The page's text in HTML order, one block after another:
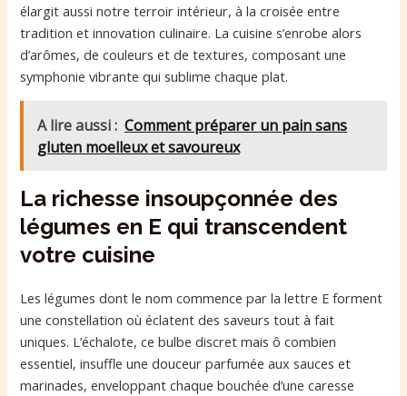
élargit aussi notre terroir intérieur, à la croisée entre
tradition et innovation culinaire. La cuisine s’enrobe alors
d’arômes, de couleurs et de textures, composant une
symphonie vibrante qui sublime chaque plat.
A lire aussi : Comment préparer un pain sans
gluten moelleux et savoureux
La richesse insoupçonnée des
légumes en E qui transcendent
votre cuisine
Les légumes dont le nom commence par la lettre E forment
une constellation où éclatent des saveurs tout à fait
uniques. L’échalote, ce bulbe discret mais ô combien
essentiel, insuffle une douceur parfumée aux sauces et
marinades, enveloppant chaque bouchée d’une caresse